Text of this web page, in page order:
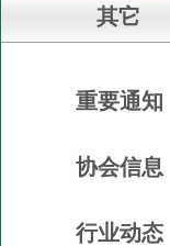
其它
重要通知
协会信息
行业动态